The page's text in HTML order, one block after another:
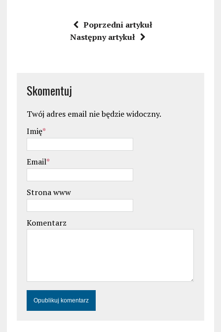
Poprzedni artykuł
Następny artykuł
Skomentuj
Twój adres email nie będzie widoczny.
Imię*
Email*
Strona www
Komentarz